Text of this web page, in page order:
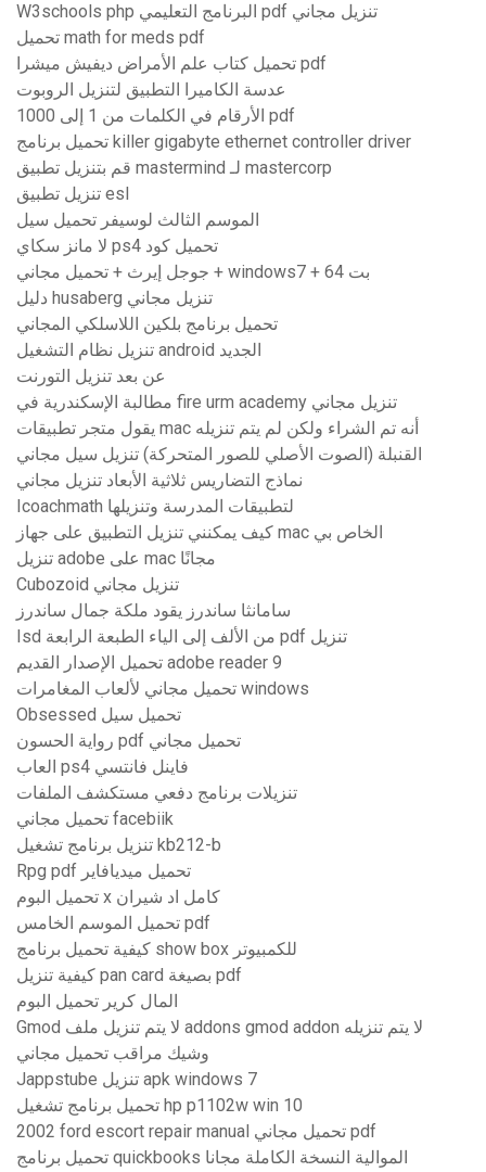
W3schools php البرنامج التعليمي pdf تنزيل مجاني
تحميل math for meds pdf
تحميل كتاب علم الأمراض ديفيش ميشرا pdf
عدسة الكاميرا التطبيق لتنزيل الروبوت
الأرقام في الكلمات من 1 إلى 1000 pdf
تحميل برنامج killer gigabyte ethernet controller driver
قم بتنزيل تطبيق mastermind لـ mastercorp
تنزيل تطبيق esl
الموسم الثالث لوسيفر تحميل سيل
لا مانز سكاي ps4 تحميل كود
جوجل إيرث + تحميل مجاني + windows7 + 64 بت
دليل husaberg تنزيل مجاني
تحميل برنامج بلكين اللاسلكي المجاني
تنزيل نظام التشغيل android الجديد
عن بعد تنزيل التورنت
مطالبة الإسكندرية في fire urm academy تنزيل مجاني
يقول متجر تطبيقات mac أنه تم الشراء ولكن لم يتم تنزيله
القنبلة (الصوت الأصلي للصور المتحركة) تنزيل سيل مجاني
نماذج التضاريس ثلاثية الأبعاد تنزيل مجاني
Icoachmath لتطبيقات المدرسة وتنزيلها
كيف يمكنني تنزيل التطبيق على جهاز mac الخاص بي
تنزيل adobe على mac مجانًا
Cubozoid تنزيل مجاني
سامانثا ساندرز يقود ملكة جمال ساندرز
Isd من الألف إلى الياء الطبعة الرابعة pdf تنزيل
تحميل الإصدار القديم adobe reader 9
تحميل مجاني لألعاب المغامرات windows
Obsessed تحميل سيل
رواية الحسون pdf تحميل مجاني
العاب ps4 فاينل فانتسي
تنزيلات برنامج دفعي مستكشف الملفات
تحميل مجاني facebiik
تنزيل برنامج تشغيل kb212-b
Rpg pdf تحميل ميديافاير
تحميل البوم x كامل اد شيران
تحميل الموسم الخامس pdf
كيفية تحميل برنامج show box للكمبيوتر
كيفية تنزيل pan card بصيغة pdf
المال كرير تحميل البوم
Gmod لا يتم تنزيل ملف addons gmod addon لا يتم تنزيله
وشيك مراقب تحميل مجاني
Jappstube تنزيل apk windows 7
تحميل برنامج تشغيل hp p1102w win 10
2002 ford escort repair manual تحميل مجاني pdf
تحميل برنامج quickbooks الموالية النسخة الكاملة مجانا